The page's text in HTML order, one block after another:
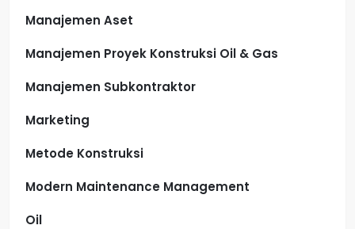
Manajemen Aset
Manajemen Proyek Konstruksi Oil & Gas
Manajemen Subkontraktor
Marketing
Metode Konstruksi
Modern Maintenance Management
Oil